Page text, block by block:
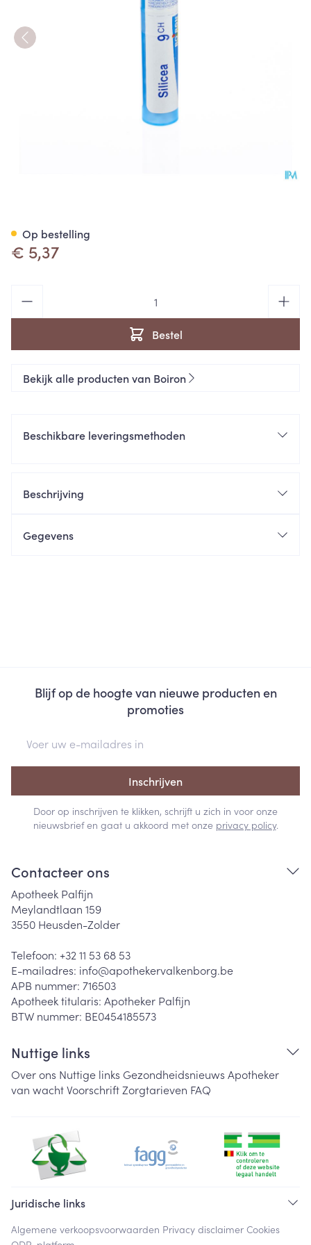
€ 5,37
Bestel
Op bestelling
Bekijk alle producten van Boiron
Beschikbare leveringsmethoden
Beschrijving
Gegevens
Blijf op de hoogte van nieuwe producten en
promoties
Inschrijven
Door op inschrijven te klikken, schrijft u zich in voor onze
nieuwsbrief en gaat u akkoord met onze privacy policy.
Contacteer ons
Apotheek Palfijn
Meylandtlaan 159
3550 Heusden-Zolder
Telefoon: +32 11 53 68 53
E-mailadres: info@apothekervalkenborg.be
APB nummer: 716503
Apotheek titularis: Apotheker Palfijn
BTW nummer: BE0454185573
Nuttige links
Over ons Nuttige links Gezondheidsnieuws Apotheker
van wachtVoorschriftZorgtarieven FAQ
Juridische links
Algemene verkoopsvoorwaarden Privacy disclaimer Cookies